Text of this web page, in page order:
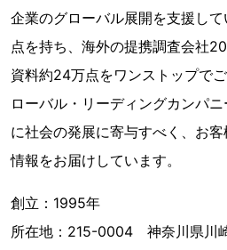
企業のグローバル展開を支援し
点を持ち、海外の提携調査会社
資料約24万点をワンストップで
ローバル・リーディングカンパ
に社会の発展に寄与すべく、お
情報をお届けしています。
創立：1995年
所在地：215-0004 神奈川県川